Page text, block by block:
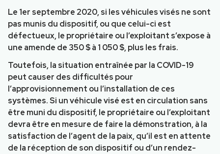
Le 1er septembre 2020, si les véhicules visés ne sont
pas munis du dispositif, ou que celui-ci est
défectueux, le propriétaire ou l’exploitant s’expose à
une amende de 350 $ à 1 050 $, plus les frais.
Toutefois, la situation entraînée par la COVID-19
peut causer des difficultés pour
l’approvisionnement ou l’installation de ces
systèmes. Si un véhicule visé est en circulation sans
être muni du dispositif, le propriétaire ou l’exploitant
devra être en mesure de faire la démonstration, à la
satisfaction de l’agent de la paix, qu’il est en attente
de la réception de son dispositif ou d’un rendez-